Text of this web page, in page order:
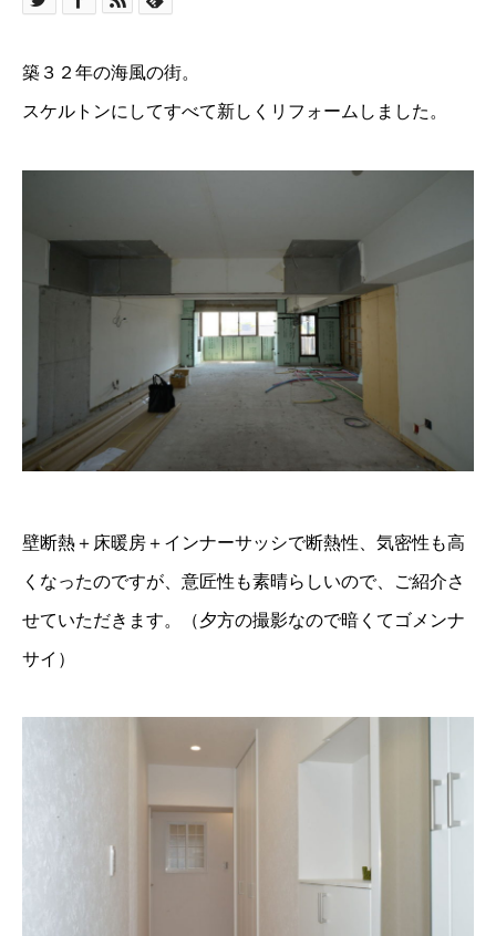
築３２年の海風の街。
スケルトンにしてすべて新しくリフォームしました。
壁断熱＋床暖房＋インナーサッシで断熱性、気密性も高
くなったのですが、意匠性も素晴らしいので、ご紹介さ
せていただきます。（夕方の撮影なので暗くてゴメンナ
サイ）